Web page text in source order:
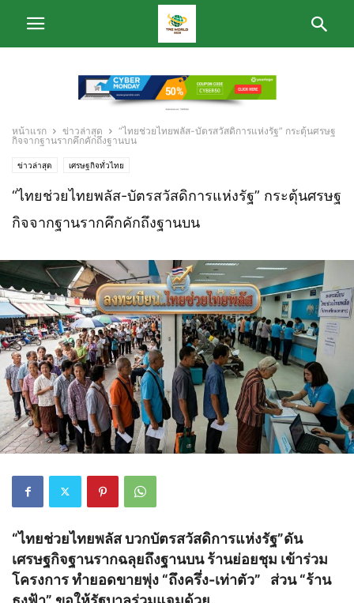
หน้าแรก ข่าวล่าสุด
“ไทยช่วยไทยพลัส-บัตรสวัสดิการแห่งรัฐ” กระตุ้นศรษฐ
กิจจากฐานรากคึกคักถึงฐานบน
ข่าวล่าสุด เศรษฐกิจทั่วไทย
“ไทยช่วยไทยพลัส-บัตรสวัสดิการแห่งรัฐ” กระตุ้นศรษฐ
กิจจากฐานรากคึกคักถึงฐานบน
“ไทยช่วยไทยพลัส บวกบัตรสวัสดิการแห่งรัฐ”ดัน
เศรษฐกิจฐานรากฉลุยถึงฐานบน ร้านย่อยชุม เข้าร่วม
โครงการ ทำยอดขายพุ่ง “ถึงครึ่ง-เท่าตัว” ส่วน “ร้าน